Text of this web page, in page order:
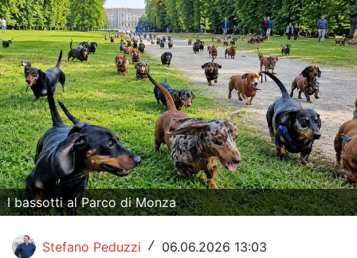
Altri sport
Hockey
Pallanuoto
Pallamano
Altre
News
Turismo
I bassotti al Parco di Monza
Stefano Peduzzi / 06.06.2026 13:03